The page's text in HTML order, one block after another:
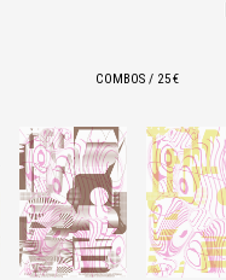
COMBOS / 25 €